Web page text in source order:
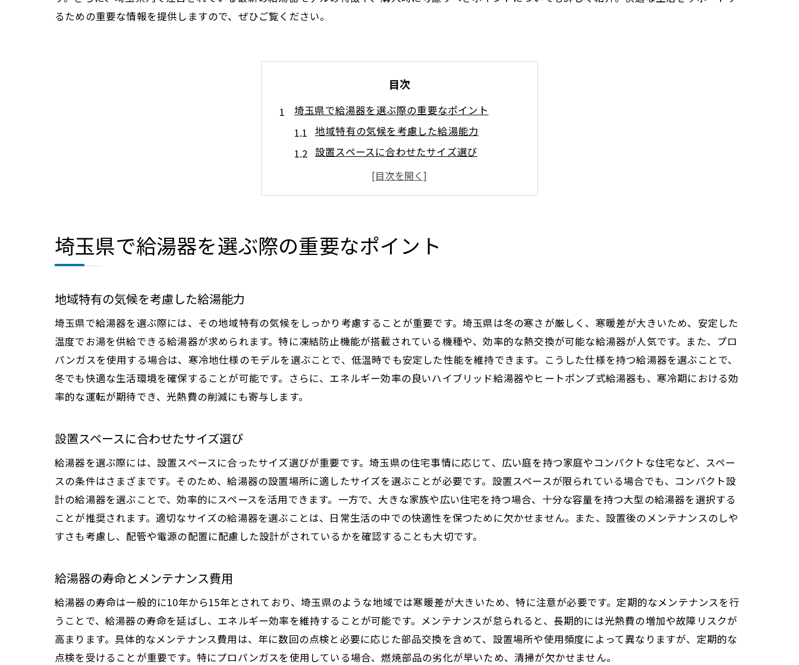
るための重要な情報を提供しますので、ぜひご覧ください。
目次
埼玉県で給湯器を選ぶ際の重要なポイント
地域特有の気候を考慮した給湯能力
設置スペースに合わせたサイズ選び
給湯器の寿命とメンテナンス費用
安全性を確保するための取り扱い説明
業者選びの際の注意点
最新技術を搭載した給湯器の魅力とは
環境に優しい新素材の採用
静音設計で快適な使用感
遠隔操作で利便性アップ
故障予測機能で安心
エネルギー効率が高い給湯器の選び方
節水機能の有無をチェック
年間コストをシミュレーション
使用頻度に応じた効率的な選択
環境ラベルを参考にする
技術サポート体制の確認
国内外の認証取得状況
特許技術の有無をチェック
埼玉県で給湯器を選ぶ際の重要なポイント
地域特有の気候を考慮した給湯能力
埼玉県で給湯器を選ぶ際には、その地域特有の気候をしっかり考慮することが重要です。埼玉県は冬の寒さが厳しく、寒暖差が大きいため、安定した
温度でお湯を供給できる給湯器が求められます。特に凍結防止機能が搭載されている機種や、効率的な熱交換が可能な給湯器が人気です。また、プロ
パンガスを使用する場合は、寒冷地仕様のモデルを選ぶことで、低温時でも安定した性能を維持できます。こうした仕様を持つ給湯器を選ぶことで、
冬でも快適な生活環境を確保することが可能です。さらに、エネルギー効率の良いハイブリッド給湯器やヒートポンプ式給湯器も、寒冷期における効
率的な運転が期待でき、光熱費の削減にも寄与します。
設置スペースに合わせたサイズ選び
給湯器を選ぶ際には、設置スペースに合ったサイズ選びが重要です。埼玉県の住宅事情に応じて、広い庭を持つ家庭やコンパクトな住宅など、スペー
スの条件はさまざまです。そのため、給湯器の設置場所に適したサイズを選ぶことが必要です。設置スペースが限られている場合でも、コンパクト設
計の給湯器を選ぶことで、効率的にスペースを活用できます。一方で、大きな家族や広い住宅を持つ場合、十分な容量を持つ大型の給湯器を選択する
ことが推奨されます。適切なサイズの給湯器を選ぶことは、日常生活の中での快適性を保つために欠かせません。また、設置後のメンテナンスのしや
すさも考慮し、配管や電源の配置に配慮した設計がされているかを確認することも大切です。
給湯器の寿命とメンテナンス費用
給湯器の寿命は一般的に10年から15年とされており、埼玉県のような地域では寒暖差が大きいため、特に注意が必要です。定期的なメンテナンスを行
うことで、給湯器の寿命を延ばし、エネルギー効率を維持することが可能です。メンテナンスが怠られると、長期的には光熱費の増加や故障リスクが
高まります。具体的なメンテナンス費用は、年に数回の点検と必要に応じた部品交換を含めて、設置場所や使用頻度によって異なりますが、定期的な
点検を受けることが重要です。特にプロパンガスを使用している場合、燃焼部品の劣化が早いため、清掃が欠かせません。